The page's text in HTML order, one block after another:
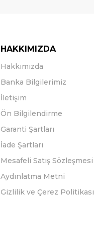
HAKKIMIZDA
Hakkımızda
Banka Bilgilerimiz
İletişim
Ön Bilgilendirme
Garanti Şartları
İade Şartları
Mesafeli Satış Sözleşmesi
Aydınlatma Metni
Gizlilik ve Çerez Politikası